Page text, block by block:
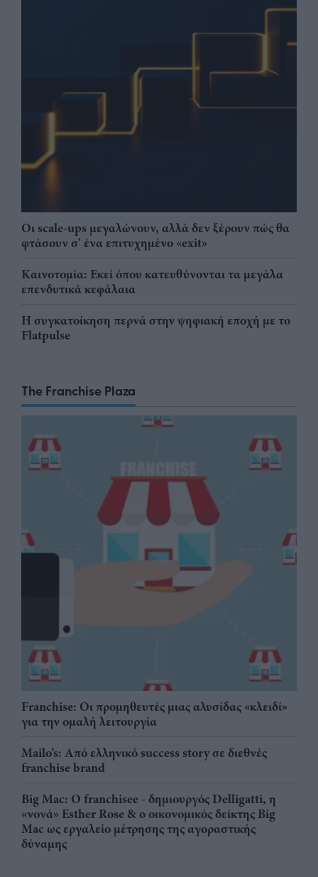
Οι scale-ups μεγαλώνουν, αλλά δεν ξέρουν πώς θα
φτάσουν σ' ένα επιτυχημένο «exit»
Καινοτομία: Εκεί όπου κατευθύνονται τα μεγάλα
επενδυτικά κεφάλαια
Η συγκατοίκηση περνά στην ψηφιακή εποχή με το
Flatpulse
The Franchise Plaza
Franchise: Οι προμηθευτές μιας αλυσίδας «κλειδί»
για την ομαλή λειτουργία
Mailo’s: Από ελληνικό success story σε διεθνές
franchise brand
Big Mac: Ο franchisee - δημιουργός Delligatti, η
«νονά» Esther Rose & ο οικονομικός δείκτης Big
Mac ως εργαλείο μέτρησης της αγοραστικής
δύναμης